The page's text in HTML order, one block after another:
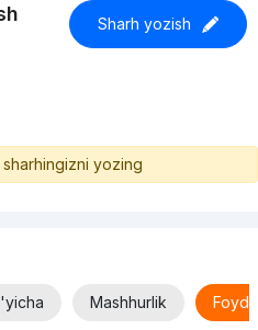
Sharh yozish
yozing
Mashhurlik